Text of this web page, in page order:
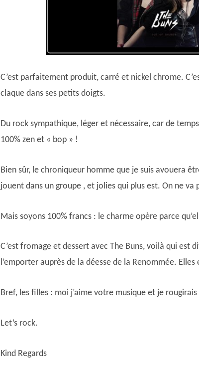
C’est parfaitement produit, carré et nickel chrome.
claque dans ses petits doigts.
Du rock sympathique, léger et nécessaire, car de
100% zen et « bop » !
Bien sûr, le chroniqueur homme que je suis avouera
jouent dans un groupe , et jolies qui plus est. On ne va
Mais soyons 100% francs : le charme opère parce
C’est fromage et dessert avec The Buns, voilà qui est
l’emporter auprès de la déesse de la Renommée.
Bref, les filles : moi j’aime votre musique et je rougirais
Let’s rock.
Kind Regards